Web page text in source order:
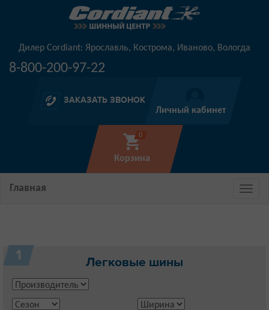
Дилер Cordiant: Ярославль, Кострома, Иваново, Вологда
8-800-200-97-22
ЗАКАЗАТЬ ЗВОНОК
Личный кабинет
0
Корзина
Главная
1 Легковые шины